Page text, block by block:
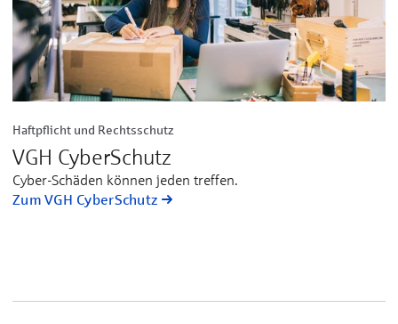
Haftpflicht und Rechtsschutz
VGH CyberSchutz
Cyber-Schäden können jeden treffen.
Zum VGH CyberSchutz